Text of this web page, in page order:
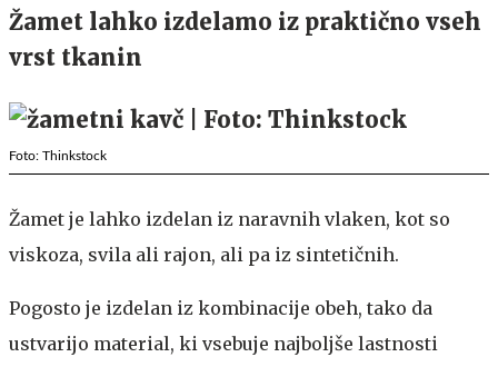
Žamet lahko izdelamo iz praktično vseh
vrst tkanin
Foto: Thinkstock
Žamet je lahko izdelan iz naravnih vlaken, kot so
viskoza, svila ali rajon, ali pa iz sintetičnih.
Pogosto je izdelan iz kombinacije obeh, tako da
ustvarijo material, ki vsebuje najboljše lastnosti